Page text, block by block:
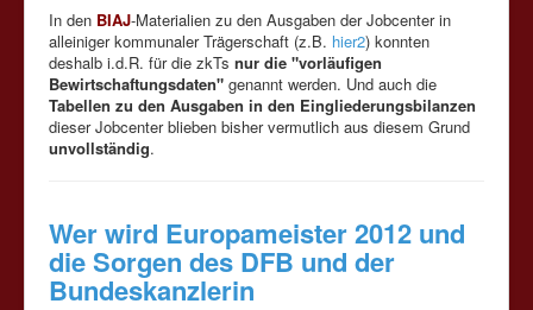
In den BIAJ-Materialien zu den Ausgaben der Jobcenter in
alleiniger kommunaler Trägerschaft (z.B. hier2) konnten
deshalb i.d.R. für die zkTs nur die "vorläufigen
Bewirtschaftungsdaten" genannt werden. Und auch die
Tabellen zu den Ausgaben in den Eingliederungsbilanzen
dieser Jobcenter blieben bisher vermutlich aus diesem Grund
unvollständig.
Wer wird Europameister 2012 und
die Sorgen des DFB und der
Bundeskanzlerin